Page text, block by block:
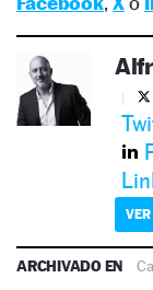
ARCHIVADO EN